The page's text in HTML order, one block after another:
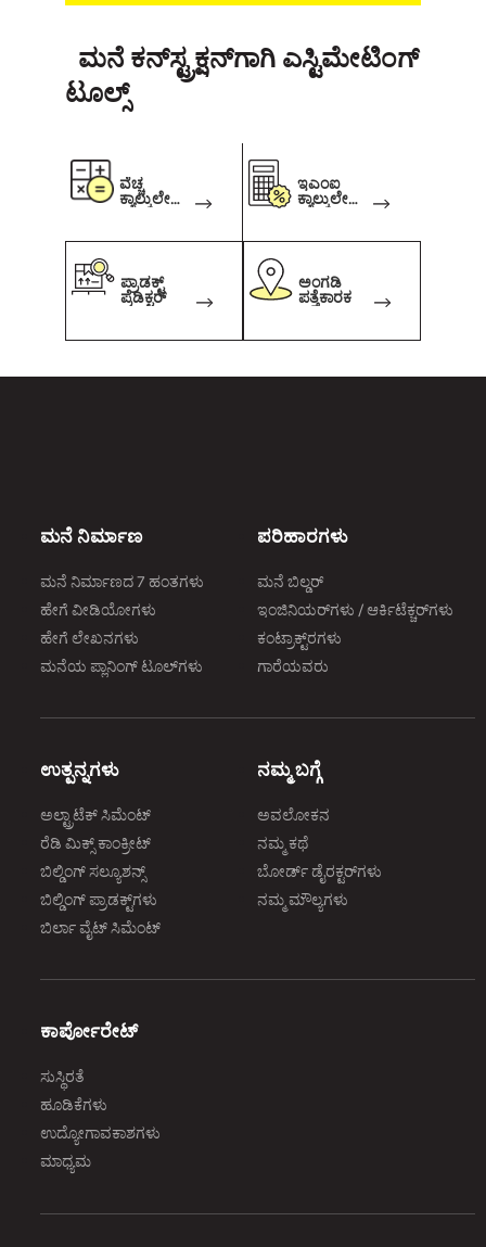
ಮನೆ ಕನ್‌ಸ್ಟ್ರಕ್ಷನ್‌ಗಾಗಿ ಎಸ್ಟಿಮೇಟಿಂಗ್
ಟೂಲ್ಸ್
ವೆಚ್ಚ
ಕ್ಯಾಲ್ಕುಲೇಟ
ಇಎಂಐ
ಕ್ಯಾಲ್ಕುಲೇಟ
ಪ್ರಾಡಕ್ಟ್
ಪ್ರೆಡಿಕ್ಟರ್
ಅಂಗಡಿ
ಪತ್ತೆಕಾರಕ
ಮನೆ ನಿರ್ಮಾಣ
ಮನೆ ನಿರ್ಮಾಣದ 7 ಹಂತಗಳು
ಹೇಗೆ ವೀಡಿಯೋಗಳು
ಹೇಗೆ ಲೇಖನಗಳು
ಮನೆಯ ಪ್ಲಾನಿಂಗ್‌ ಟೂಲ್‌ಗಳು
ಪರಿಹಾರಗಳು
ಮನೆ ಬಿಲ್ಡರ್
ಇಂಜಿನಿಯರ್‌ಗಳು / ಆರ್ಕಿಟೆಕ್ಚರ್‌ಗಳು
ಕಂಟ್ರಾಕ್ಟ್‌ರಗಳು
ಗಾರೆಯವರು
ಉತ್ಪನ್ನಗಳು
ಅಲ್ಟ್ರಾಟೆಕ್‌ ಸಿಮೆಂಟ್‌
ರೆಡಿ ಮಿಕ್ಸ್‌ ಕಾಂಕ್ರೀಟ್‌
ಬಿಲ್ಡಿಂಗ್‌ ಸಲ್ಯೂಶನ್ಸ್‌
ಬಿಲ್ಡಿಂಗ್‌ ಪ್ರಾಡಕ್ಟ್‌ಗಳು
ಬಿರ್ಲಾ ವೈಟ್‌ ಸಿಮೆಂಟ್‌
ನಮ್ಮ ಬಗ್ಗೆ
ಅವಲೋಕನ
ನಮ್ಮ ಕಥೆ
ಬೋರ್ಡ್‌ ಡೈರಕ್ಟರ್‌ಗಳು
ನಮ್ಮ ಮೌಲ್ಯಗಳು
ಕಾರ್ಪೋರೇಟ್‌
ಸುಸ್ಥಿರತೆ
ಹೂಡಿಕೆಗಳು
ಉದ್ಯೋಗಾವಕಾಶಗಳು
ಮಾಧ್ಯಮ